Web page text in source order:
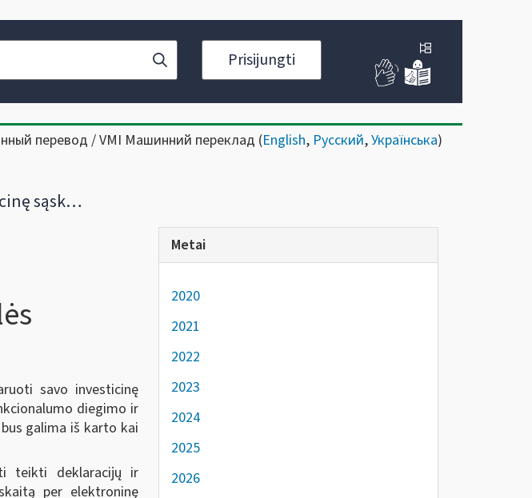
Prisijungti
перевод / VMI Машинний переклад (English, Русский,Українська)
balandžio pradžioje
savo investicinę
diegimo ir
galima iš karto kai
teikti deklaracijų ir
per elektroninę
Metai
2020
2021
2022
2023
2024
2025
2026